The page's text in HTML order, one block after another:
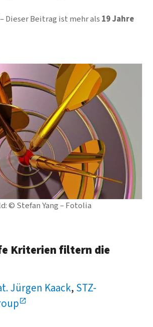
Dieser Beitrag ist mehr als 19 Jahre
© Stefan Yang – Fotolia
Kriterien filtern die
Jürgen Kaack, STZ-